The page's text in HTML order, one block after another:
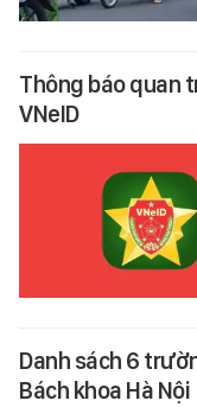
Thông báo quan
VNeID
Danh sách 6
Bách khoa Hà Nội